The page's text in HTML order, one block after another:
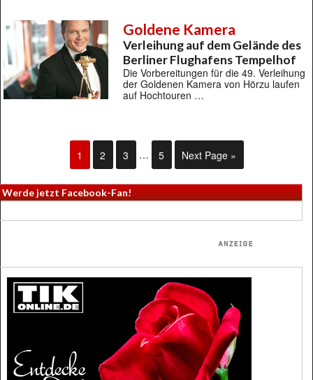
Goldene Kamera
Verleihung auf dem Gelände des
Berliner Flughafens Tempelhof
Die Vorbereitungen für die 49. Verleihung
der Goldenen Kamera von Hörzu laufen
auf Hochtouren …
1 2 3 … 5 Next Page »
Werde jetzt Facebook-Fan!